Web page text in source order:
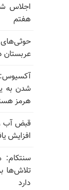
اجلاس
هفتم
عربستان
آکسیوس:
شدن به
هرمز
افزایش
سنتکام:
تلاش‌ها
دارد